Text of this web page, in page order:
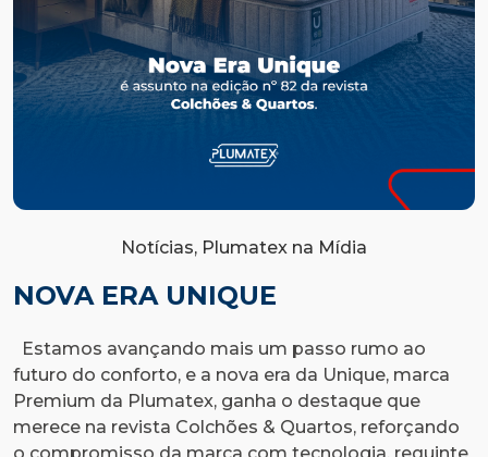
Notícias, Plumatex na Mídia
NOVA ERA UNIQUE
Estamos avançando mais um passo rumo ao
futuro do conforto, e a nova era da Unique, marca
Premium da Plumatex, ganha o destaque que
merece na revista Colchões & Quartos, reforçando
o compromisso da marca com tecnologia, requinte